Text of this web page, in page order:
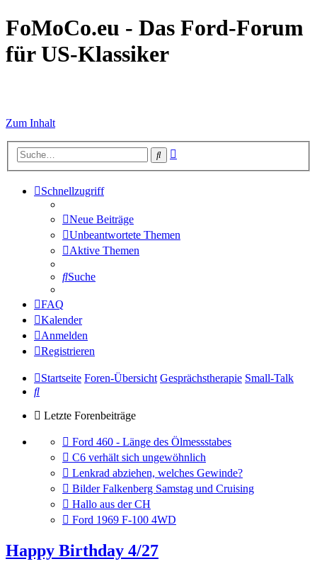
FoMoCo.eu - Das Ford-Forum
für US-Klassiker
Zum Inhalt
Suche
Schnellzugriff
Neue Beiträge
Unbeantwortete Themen
Aktive Themen
Suche
FAQ
Kalender
Anmelden
Registrieren
Startseite Foren-Übersicht Gesprächstherapie Small-Talk
Suche
Letzte Forenbeiträge
Gehe
zum
letzten
Beitrag
Ford 460 - Länge des Ölmessstabes
Gehe
zum
letzten
Beitrag
C6 verhält sich ungewöhnlich
Gehe
zum
letzten
Beitrag
Lenkrad abziehen, welches Gewinde?
Gehe
zum
letzten
Beitrag
Bilder Falkenberg Samstag und Cruising
Gehe
zum
letzten
Hallo aus der CH
Gehe
letzten
Beitrag
Ford 1969 F-100 4WD
Happy Birthday 4/27